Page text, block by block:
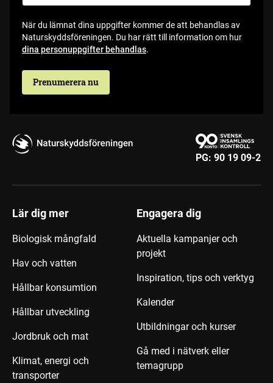
När du lämnat dina uppgifter kommer de att behandlas av
Naturskyddsföreningen. Du har rätt till information om hur
dina personuppgifter behandlas.
Prenumerera nu
PG: 90 19 09-2
Lär dig mer
Biologisk mångfald
Hav och vatten
Hållbar konsumtion
Hållbar utveckling
Jordbruk och mat
Klimat, energi och
transporter
Engagera dig
Aktuella kampanjer och
projekt
Inspiration, tips och verktyg
Kalender
Utbildningar och kurser
Gå med i nätverk eller
temagrupp